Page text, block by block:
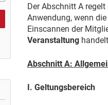
Der Abschnitt A
Anwendung, wenn die
Einscannen der
Veranstaltung
Abschnitt A:
I. Geltungsbereich